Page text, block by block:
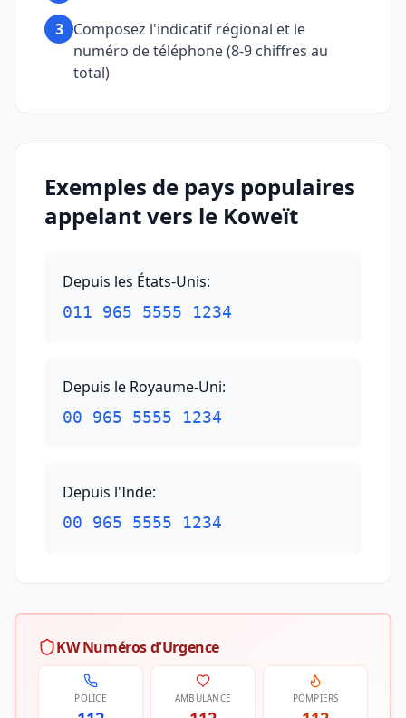
3 Composez l'indicatif régional et le
numéro de téléphone (8-9 chiffres au
total)
Exemples de pays populaires
appelant vers le Koweït
Depuis les États-Unis:
011 965 5555 1234
Depuis le Royaume-Uni:
00 965 5555 1234
Depuis l'Inde:
00 965 5555 1234
KW Numéros d'Urgence
POLICE AMBULANCE POMPIERS